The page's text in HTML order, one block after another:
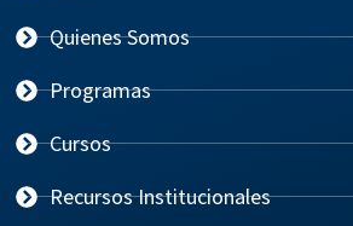
Quienes Somos
Programas
Cursos
Recursos Institucionales